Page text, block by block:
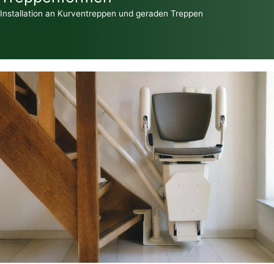
Installation an Kurventreppen und geraden Treppen